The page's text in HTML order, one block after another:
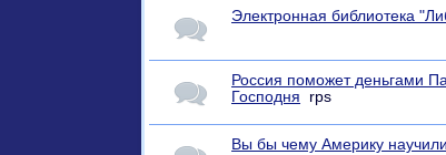
Электронная библиотека
Россия поможет деньгами
Господня
rps
Вы бы чему Америку